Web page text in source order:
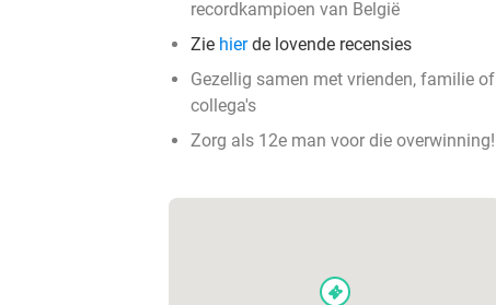
recordkampioen van België
Zie hierde lovende recensies
Gezellig samen met vrienden, familie of
collega's
Zorg als 12e man voor die overwinning!
events